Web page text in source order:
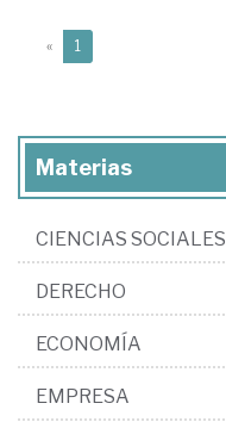
« 1
Materias
CIENCIAS SOCIALES
DERECHO
ECONOMÍA
EMPRESA